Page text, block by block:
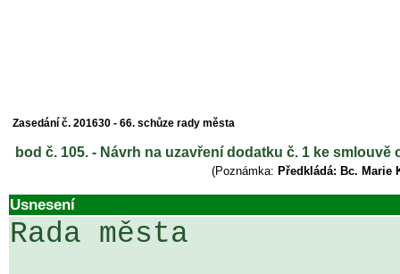
Zasedání č. 201630 - 66. schůze rady města
bod č. 105. - Návrh na uzavření dodatku č. 1 ke
(Poznámka: Předkládá: Bc.
Usnesení
Rada města